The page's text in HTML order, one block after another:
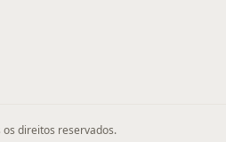
os direitos reservados.